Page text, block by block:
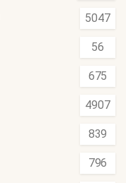
5047
56
675
4907
839
796